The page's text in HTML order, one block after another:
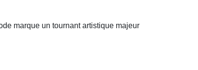
marque un tournant artistique majeur